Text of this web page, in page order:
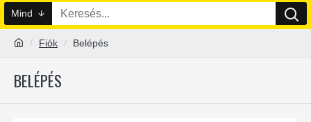
Mind
Fiók Belépés
BELÉPÉS